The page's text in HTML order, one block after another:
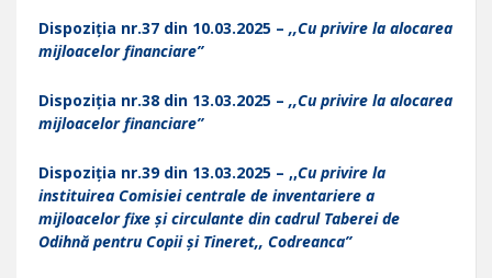
Dispoziția nr.37 din 10.03.2025 – ,,Cu privire la alocarea
mijloacelor financiare”
Dispoziția nr.38 din 13.03.2025 – ,,Cu privire la alocarea
mijloacelor financiare”
Dispoziția nr.39 din 13.03.2025 – ,,Cu privire la
instituirea Comisiei centrale de inventariere a
mijloacelor fixe și circulante din cadrul Taberei de
Odihnă pentru Copii și Tineret,, Codreanca”